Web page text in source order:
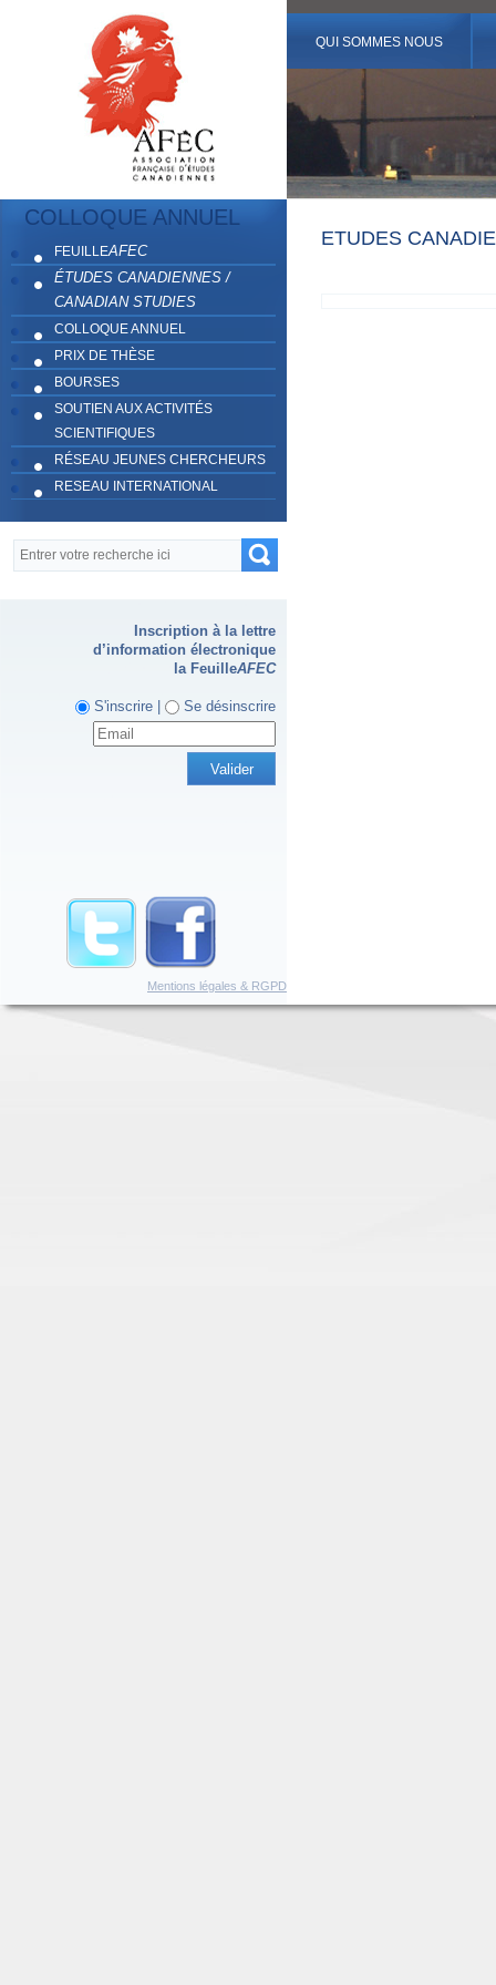
QUI SOMMES NOUS
COLLOQUE ANNUEL
FEUILLEAFEC
ÉTUDES CANADIENNES /
CANADIAN STUDIES
COLLOQUE ANNUEL
PRIX DE THÈSE
BOURSES
SOUTIEN AUX ACTIVITÉS
SCIENTIFIQUES
RÉSEAU JEUNES CHERCHEURS
RESEAU INTERNATIONAL
Formulaire de recherche
Recherche
Inscription à la lettre
d’information électronique
la FeuilleAFEC
S'inscrire | Se désinscrire
Mentions légales & RGPD
ETUDES